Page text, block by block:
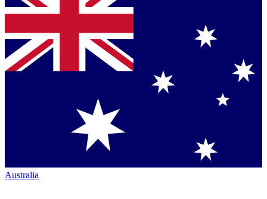
Australia